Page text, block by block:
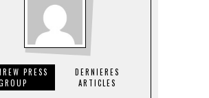
PRESS
DERNIERES
ARTICLES